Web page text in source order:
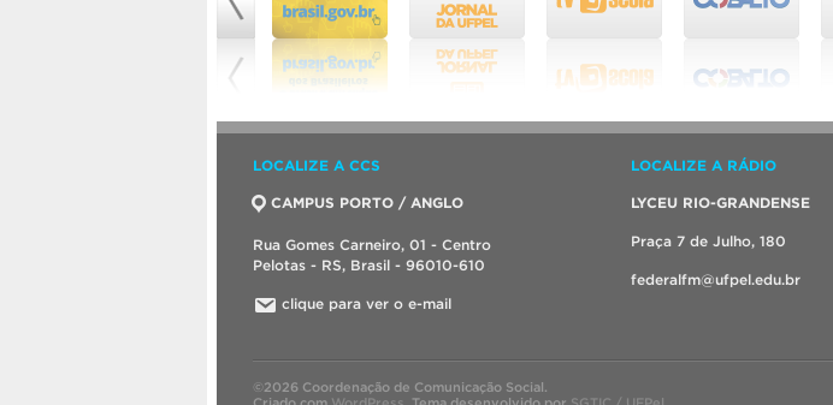
LOCALIZE A CCS
CAMPUS PORTO / ANGLO
Rua Gomes Carneiro, 01 - Centro
Pelotas - RS, Brasil - 96010-610
clique para ver o e-mail
LOCALIZE A RÁDIO
LYCEU RIO-GRANDENSE
Praça 7 de Julho, 180
federalfm@ufpel.edu.br
©2026 Coordenação de Comunicação Social.